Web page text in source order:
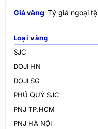
Giá vàng Tỷ giá ngoại tệ
Loại vàng
SJC
DOJI HN
DOJI SG
PHÚ QUÝ SJC
PNJ TP.HCM
PNJ HÀ NỘI